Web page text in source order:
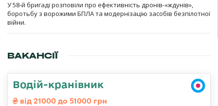
У 58-й бригаді розповіли про ефективність дронів-«ждунів»,
боротьбу з ворожими БПЛА та модернізацію засобів безпілотної
війни.
ВАКАНСІЇ
Водій-кранівник
від 21000 до 51000 грн